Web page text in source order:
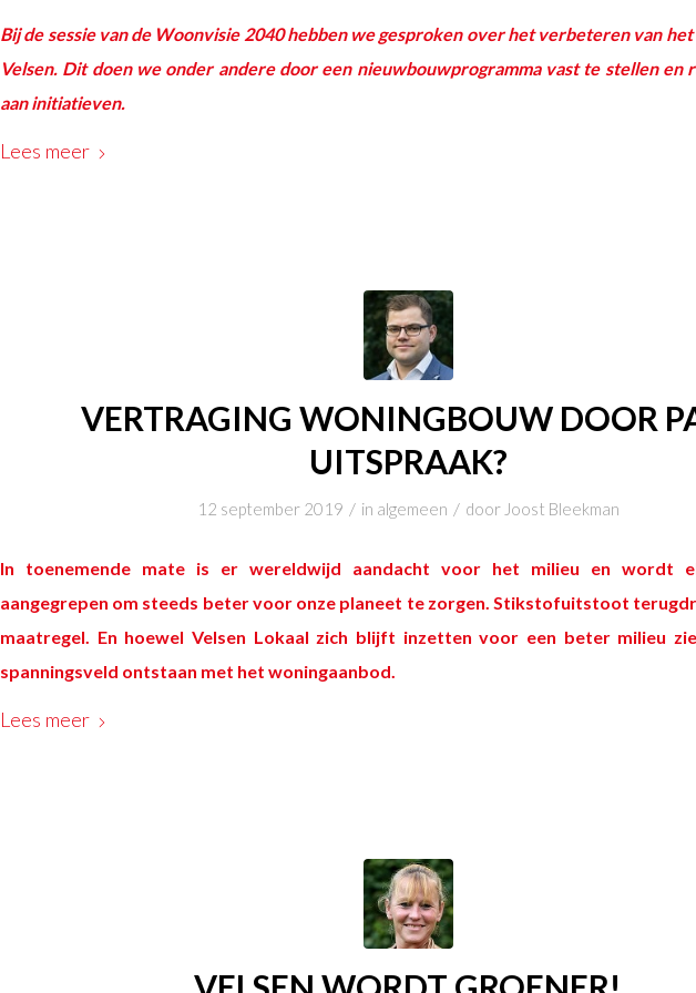
Bij de sessie van de Woonvisie 2040 hebben we gesproken over het verbeteren van
Velsen. Dit doen we onder andere door een nieuwbouwprogramma vast te stellen en
aan initiatieven.
Lees meer
VERTRAGING WONINGBOUW DOOR
UITSPRAAK?
12 september 2019 / in algemeen / door Joost Bleekman
In toenemende mate is er wereldwijd aandacht voor het milieu en wordt
aangegrepen om steeds beter voor onze planeet te zorgen. Stikstofuitstoot
maatregel. En hoewel Velsen Lokaal zich blijft inzetten voor een beter milieu
spanningsveld ontstaan met het woningaanbod.
Lees meer